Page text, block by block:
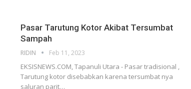
Pasar Tarutung Kotor Akibat Tersumbat
Sampah
RIDIN Feb 11, 2023
EKSISNEWS.COM, Tapanuli Utara - Pasar tradisional ,
Tarutung kotor disebabkan karena tersumbat nya
saluran parit…